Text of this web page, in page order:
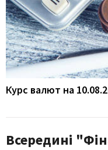
Курс валют на
Всередині